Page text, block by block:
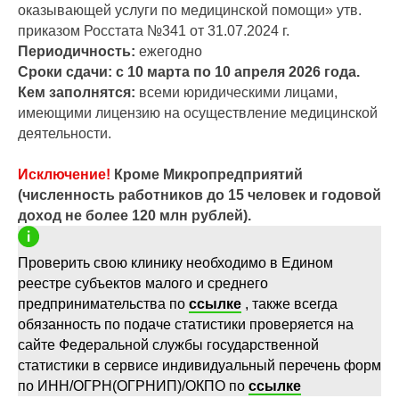
оказывающей услуги по медицинской помощи» утв.
приказом Росстата №341 от 31.07.2024 г.
Периодичность: ежегодно
Сроки сдачи: с 10 марта по 10 апреля 2026 года.
Кем заполнятся: всеми юридическими лицами,
имеющими лицензию на осуществление медицинской
деятельности.
Исключение! Кроме Микропредприятий
(численность работников до 15 человек и годовой
доход не более 120 млн рублей).
Проверить свою клинику необходимо в Едином
реестре субъектов малого и среднего
предпринимательства по ссылке , также всегда
обязанность по подаче статистики проверяется на
сайте Федеральной службы государственной
статистики в сервисе индивидуальный перечень форм
по ИНН/ОГРН(ОГРНИП)/ОКПО по ссылке